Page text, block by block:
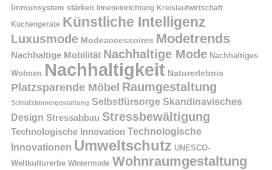
Immunsystem stärken Inneneinrichtung Kreislaufwirtschaft
Küchengeräte Künstliche Intelligenz
Luxusmode Modeaccessoires Modetrends
Nachhaltige Mobilität Nachhaltige Mode Nachhaltiges
Wohnen Nachhaltigkeit Naturerlebnis
Platzsparende Möbel Raumgestaltung
Schlafzimmergestaltung Selbstfürsorge Skandinavisches
Design Stressabbau Stressbewältigung
Technologische Innovation Technologische
Innovationen Umweltschutz UNESCO-
Weltkulturerbe Wintermode Wohnraumgestaltung